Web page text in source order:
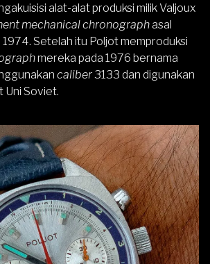
alat-alat produksi milik Valjoux
mechanical chronographasal
1974. Setelah itu Poljot memproduksi
mereka pada 1976 bernama
caliber3133 dan digunakan
Uni Soviet.